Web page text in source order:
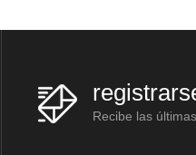
Recibe las